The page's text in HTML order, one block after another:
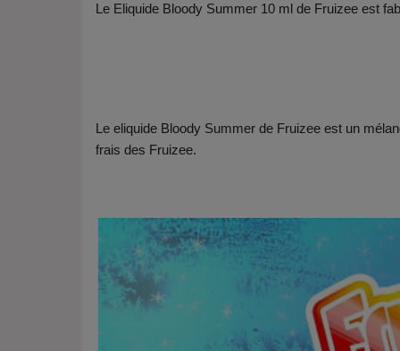
Le Eliquide Bloody Summer 10 ml de Fruizee est
Le eliquide Bloody Summer de Fruizee est un
frais des Fruizee.